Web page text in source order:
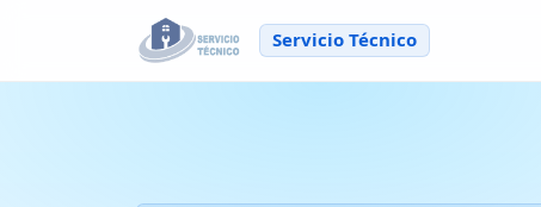
Servicio Técnico